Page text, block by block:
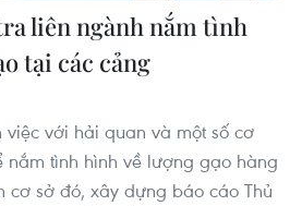
liên ngành nắm tình
tại các cảng
với hải quan và một số cơ
tình hình về lượng gạo hàng
cơ sở đó, xây dựng báo cáo Thủ